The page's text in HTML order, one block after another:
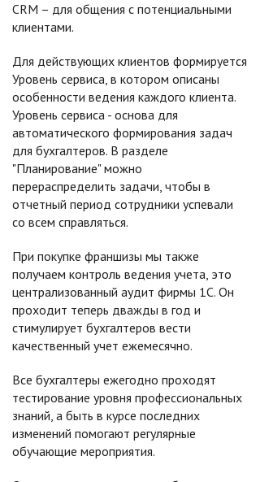
CRM – для общения с потенциальными
клиентами.
Для действующих клиентов формируется
Уровень сервиса, в котором описаны
особенности ведения каждого клиента.
Уровень сервиса - основа для
автоматического формирования задач
для бухгалтеров. В разделе
"Планирование" можно
перераспределить задачи, чтобы в
отчетный период сотрудники успевали
со всем справляться.
При покупке франшизы мы также
получаем контроль ведения учета, это
централизованный аудит фирмы 1С. Он
проходит теперь дважды в год и
стимулирует бухгалтеров вести
качественный учет ежемесячно.
Все бухгалтеры ежегодно проходят
тестирование уровня профессиональных
знаний, а быть в курсе последних
изменений помогают регулярные
обучающие мероприятия.